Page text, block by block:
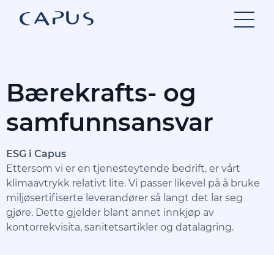
innhold
Bærekrafts- og
samfunnsansvar
ESG i Capus
Ettersom vi er en tjenesteytende bedrift, er vårt
klimaavtrykk relativt lite. Vi passer likevel på å bruke
miljøsertifiserte leverandører så langt det lar seg
gjøre. Dette gjelder blant annet innkjøp av
kontorrekvisita, sanitetsartikler og datalagring.